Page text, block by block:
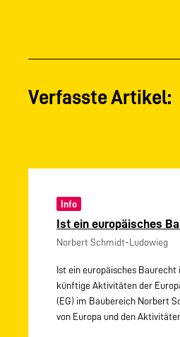
Verfasste Artikel:
Info
Ist ein europäisches
Norbert Schmidt-Ludowieg
Ist ein europäisches Baurecht
künftige Aktivitäten der
(EG) im Baubereich Norbert
von Europa und den